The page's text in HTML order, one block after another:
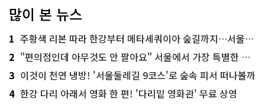
많이 본 뉴스
1 주황색 리본 따라 한강부터 메타세쿼이아 숲길까지…서울둘레길 15코스
2 "편의점인데 아무것도 안 팔아요" 서울에서 가장 특별한 편의점의 정체
3 이것이 천연 냉방! '서울둘레길 9코스'로 숲속 피서 떠나볼까
4 한강 다리 아래서 영화 한 편! '다리밑 영화관' 무료 상영